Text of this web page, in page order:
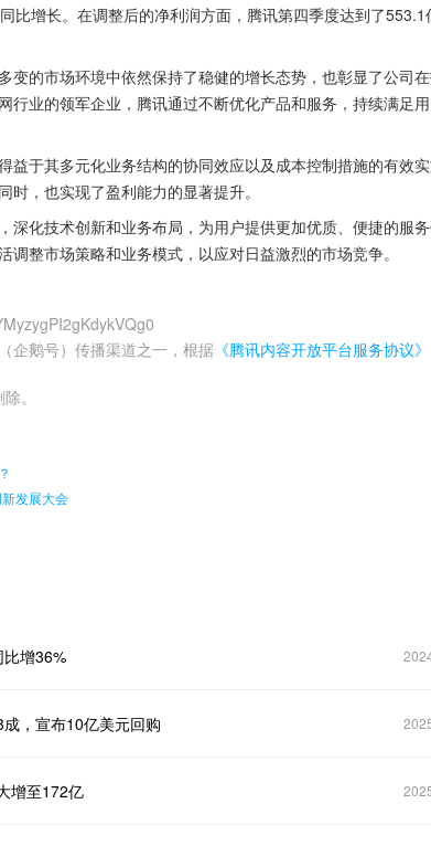
比增长。在调整后的净利润方面，腾讯第四季度达到了553.1
变的市场环境中依然保持了稳健的增长态势，也彰显了公司
业的领军企业，腾讯通过不断优化产品和服务，持续满足用
益于其多元化业务结构的协同效应以及成本控制措施的有效
，也实现了盈利能力的显著提升。
深化技术创新和业务布局，为用户提供更加优质、便捷的服
整市场策略和业务模式，以应对日益激烈的市场竞争。
企鹅号）传播渠道之一，根据 《腾讯内容开放平台服务协议》
。
发展大会
增36%
，宣布10亿美元回购
增至172亿